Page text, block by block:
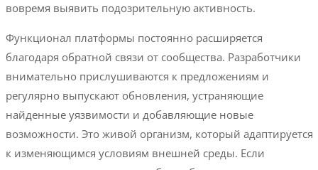
вовремя выявить подозрительную активность.
Функционал платформы постоянно расширяется
благодаря обратной связи от сообщества. Разработчики
внимательно прислушиваются к предложениям и
регулярно выпускают обновления, устраняющие
найденные уязвимости и добавляющие новые
возможности. Это живой организм, который адаптируется
к изменяющимся условиям внешней среды. Если